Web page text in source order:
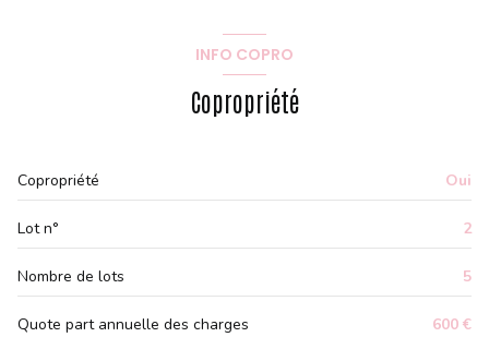
INFO COPRO
Copropriété
Copropriété Oui
Lot n° 2
Nombre de lots 5
Quote part annuelle des charges 600 €